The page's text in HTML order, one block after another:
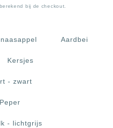
bij de checkout.
Aardbei
Kersjes
- zwart
Peper
- lichtgrijs